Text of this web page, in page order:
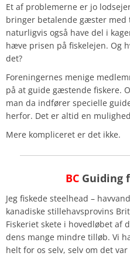
Et af problemerne er jo
bringer betalende gæster med
naturligvis også have del i
hæve prisen på fiskelejen. Og
det?
Foreningernes menige
på at guide gæstende fiskere.
man da indfører specielle
herfor. Det er altid en
Mere kompliceret er det ikke.
BCGuiding
Jeg fiskede steelhead –
kanadiske stillehavsprovins
Fiskeriet skete i hovedløbet af
dens mange mindre tilløb. Vi
helt for os selv, selv om det